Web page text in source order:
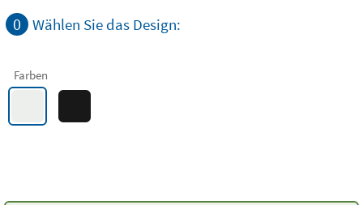
0 Wählen Sie das Design:
Farben